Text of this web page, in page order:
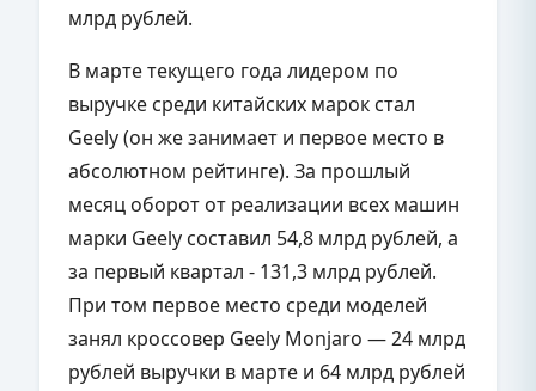
млрд рублей.
В марте текущего года лидером по
выручке среди китайских марок стал
Geely (он же занимает и первое место в
абсолютном рейтинге). За прошлый
месяц оборот от реализации всех машин
марки Geely составил 54,8 млрд рублей, а
за первый квартал - 131,3 млрд рублей.
При том первое место среди моделей
занял кроссовер Geely Monjaro — 24 млрд
рублей выручки в марте и 64 млрд рублей